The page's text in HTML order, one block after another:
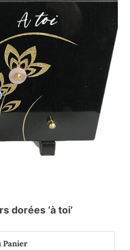
dorées ‘à toi’
Panier